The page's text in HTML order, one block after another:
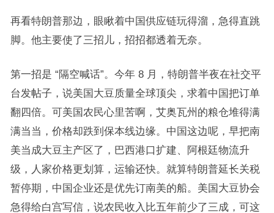
再看特朗普那边，眼瞅着中国供应链玩得溜，急得直跳
脚。他主要使了三招儿，招招都透着无奈。
第一招是 “隔空喊话”。今年 8 月，特朗普半夜在社交平
台发帖子，说美国大豆质量全球顶尖，求着中国把订单
翻四倍。可美国农民心里苦啊，艾奥瓦州的粮仓堆得满
满当当，价格却跌到保本线边缘。中国这边呢，早把南
美当成大豆主产区了，巴西港口扩建、阿根廷物流升
级，人家价格更划算，运输还快。就算特朗普延长关税
暂停期，中国企业还是优先订南美的船。美国大豆协会
急得给白宫写信，说农民收入比五年前少了三成，可这